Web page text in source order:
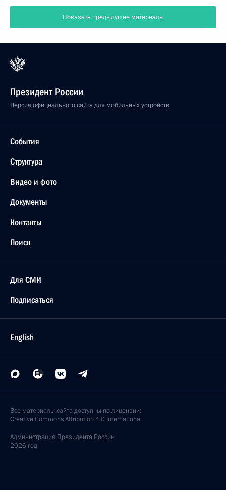
Показать предыдущие материалы
Президент России
Версия официального сайта для мобильных устройств
События
Структура
Видео и фото
Документы
Контакты
Поиск
Для СМИ
Подписаться
English
Все материалы сайта доступны по лицензии:
Creative Commons Attribution 4.0 International
Администрация Президента России
2026 год